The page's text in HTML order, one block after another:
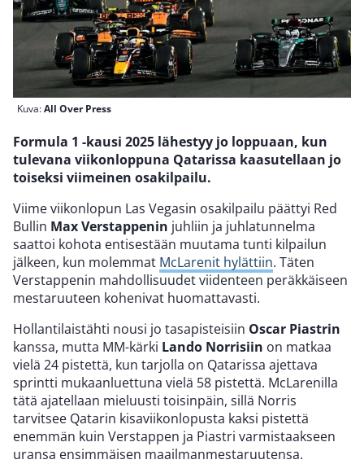
Kuva:All Over Press
Formula 1 -kausi 2025 lähestyy jo loppuaan, kun
tulevana viikonloppuna Qatarissa kaasutellaan jo
toiseksi viimeinen osakilpailu.
Viime viikonlopun Las Vegasin osakilpailu päättyi Red
Bullin Max Verstappenin juhliin ja juhlatunnelma
saattoi kohota entisestään muutama tunti kilpailun
jälkeen, kun molemmat McLarenit hylättiin. Täten
Verstappenin mahdollisuudet viidenteen peräkkäiseen
mestaruuteen kohenivat huomattavasti.
Hollantilaistähti nousi jo tasapisteisiin Oscar Piastrin
kanssa, mutta MM-kärki Lando Norrisiin on matkaa
vielä 24 pistettä, kun tarjolla on Qatarissa ajettava
sprintti mukaanluettuna vielä 58 pistettä. McLarenilla
tätä ajatellaan mieluusti toisinpäin, sillä Norris
tarvitsee Qatarin kisaviikonlopusta kaksi pistettä
enemmän kuin Verstappen ja Piastri varmistaakseen
uransa ensimmäisen maailmanmestaruutensa.